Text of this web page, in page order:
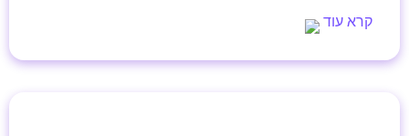
קרא עוד